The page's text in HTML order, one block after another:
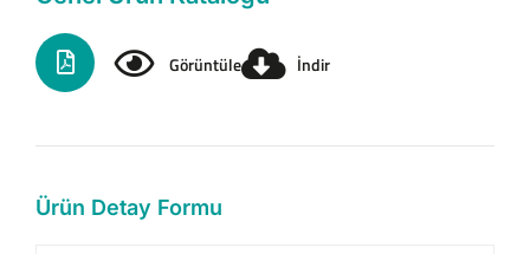
Görüntüle İndir
Ürün Detay Formu